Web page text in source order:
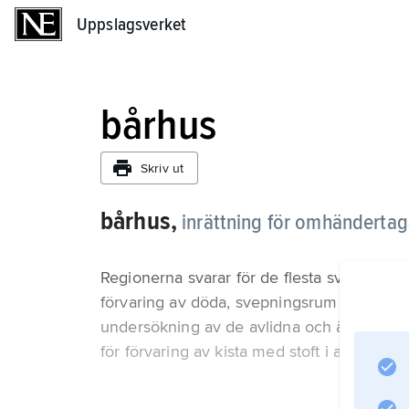
Uppslagsverket
bårhus
Skriv ut
bårhus, inrättning för
Regionerna svarar för de flesta svenska
förvaring av döda, svepningsrum
undersökning av de avlidna och är
för förvaring av kista med stoft i avvaktan